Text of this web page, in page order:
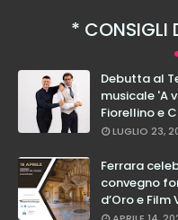
CONSIGLI
Debutta al
musicale 'A
Fiorellino e
LUGLIO 23,
Ferrara
convegno
d’Oro e